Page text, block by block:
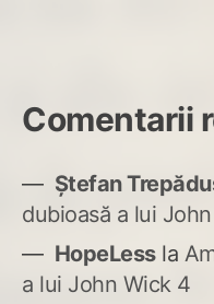
Comentarii
Ștefan
dubioasă a lui
HopeLessla
a lui John Wick 4